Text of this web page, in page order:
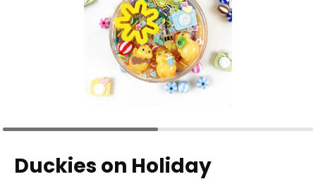
Duckies on Holiday